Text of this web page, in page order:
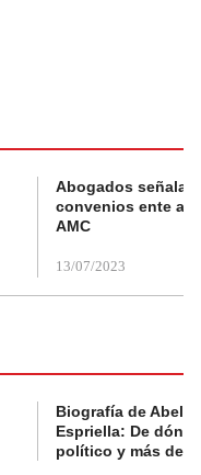
Abogados
convenios ente
AMC
13/07/2023
Biografía de
Espriella: De
político y más del